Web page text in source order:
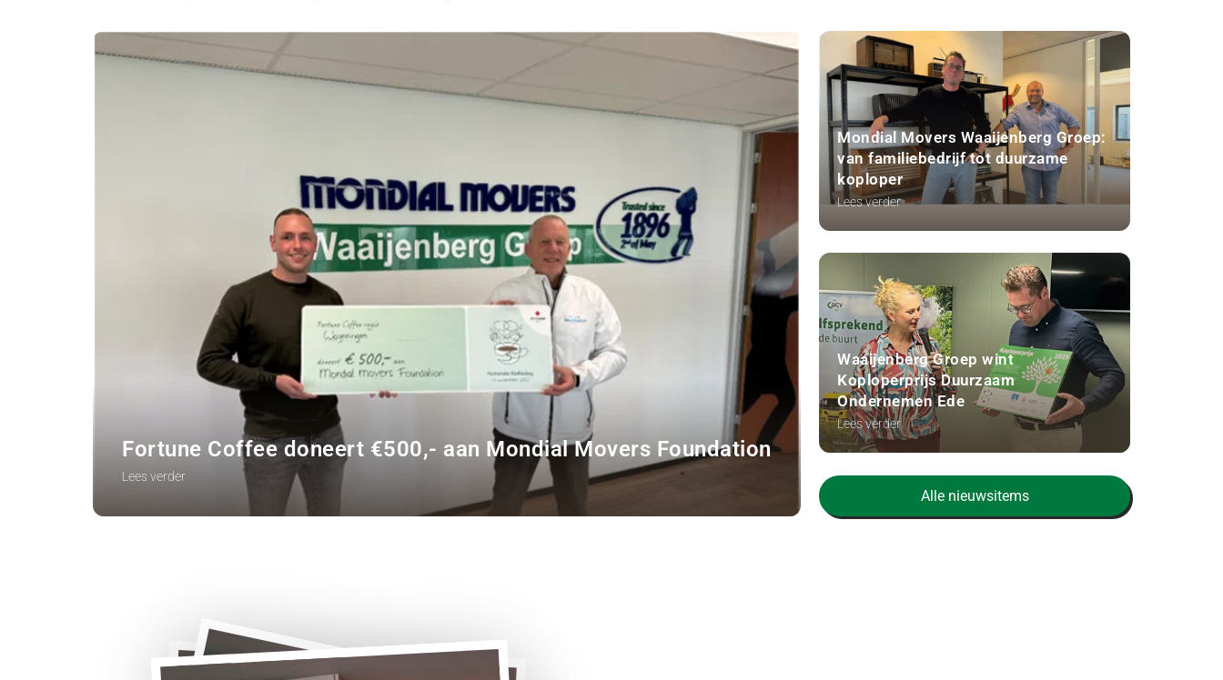
Fortune Coffee doneert €500,- aan Mondial Movers Foundation
Lees verder
Mondial Movers Waaijenberg Groep:
van familiebedrijf tot duurzame
koploper
Lees verder
Waaijenberg Groep wint
Koploperprijs Duurzaam
Ondernemen Ede
Lees verder
Alle nieuwsitems